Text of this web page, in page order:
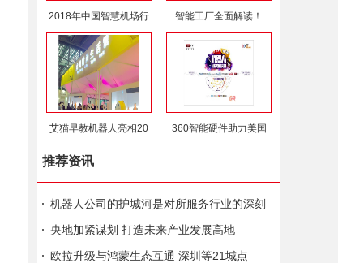
2018年中国智慧机场行 智能工厂全面解读！
艾猫早教机器人亮相20 360智能硬件助力美国
推荐资讯
机器人公司的护城河是对所服务行业的深刻
认知｜泰合观点
央地加紧谋划 打造未来产业发展高地
欧拉升级与鸿蒙生态互通 深圳等21城点